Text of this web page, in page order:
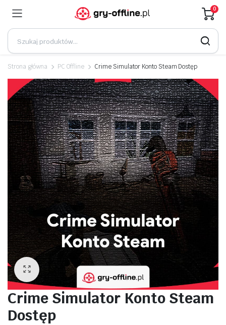
0
Strona główna PC Offline Crime Simulator Konto Steam Dostęp
Crime Simulator Konto Steam
Dostęp